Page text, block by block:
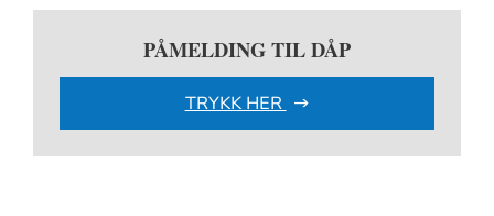
PÅMELDING TIL DÅP
TRYKK HER